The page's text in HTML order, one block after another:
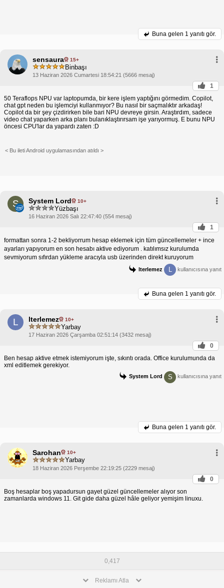
Buna gelen 1 yanıtı gör.
sensaura 15+
Binbaşı
13 Haziran 2026 Cumartesi 18:54:21 (5666 mesaj)
1
50 Teraflops NPU var laptopumda, bir kere işlem yaptığını görmedim. Copilot,
chat gpt neden bu işlemciyi kullanmıyor? Bu nasıl bir saçmalıktır arkadaş!
Copilot da bir şey çizdirirken bile bari NPU devreye girsin. Araştırdım, sadece
video chat yaparken arka planı bulanıklaştırırsam işe yarıyormuş. E bunu NPU
öncesi CPU'lar da yapardı zaten :D
< Bu ileti Android uygulamasından atıldı >
S System Lord 10+
Yüzbaşı
16 Haziran 2026 Salı 22:47:40 (554 mesaj)
1
formattan sonra 1-2 bekliyorrum hesap eklemek için tüm güncellemeler + ince
ayarları yapıyorum en son hesabı aktive ediyorum . katılımsız kurulumda
sevmiyorum sıfırdan yükleme aracıyla usb üzerinden direkt kuruyorum
lterlemez L kullanıcısına yanıt
Buna gelen 1 yanıtı gör.
L lterlemez 10+
Yarbay
17 Haziran 2026 Çarşamba 02:51:14 (3432 mesaj)
0
Ben hesap aktive etmek istemiyorum işte, sıkıntı orada. Office kurulumunda da
xml editlemek gerekiyor.
System Lord S kullanıcısına yanıt
Buna gelen 1 yanıtı gör.
Sarohan 10+
Yarbay
18 Haziran 2026 Perşembe 22:19:25 (2229 mesaj)
0
Boş hesaplar boş yapadursun gayet güzel güncellemeler alıyor son
zamanlarda windows 11. Git gide daha güzel hâle geliyor yemişim linuxu.
0,417
Reklamı Atla